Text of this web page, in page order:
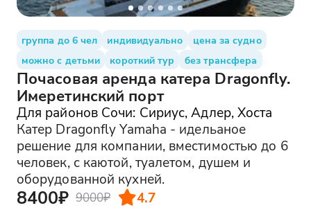
группа до 6 чел индивидуально
цена за судно
можно с детьми
короткий тур без трансфера
Почасовая аренда катера Dragonfly.
Имеретинский порт
Для районов Сочи: Сириус, Адлер, Хоста
Катер Dragonfly Yamaha - идельаное
решение для компании, вместимостью до 6
человек, с каютой, туалетом, душем и
оборудованной кухней.
8400₽ 9000₽ 4.7